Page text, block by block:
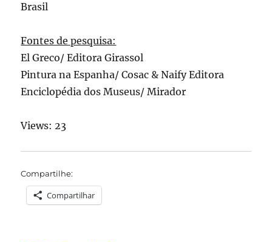
Brasil
Fontes de pesquisa:
El Greco/ Editora Girassol
Pintura na Espanha/ Cosac & Naify Editora
Enciclopédia dos Museus/ Mirador
Views: 23
Compartilhe:
Compartilhar